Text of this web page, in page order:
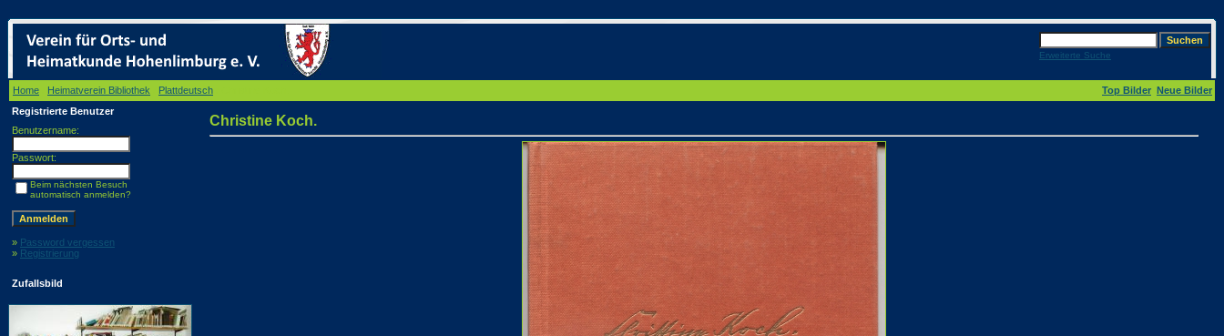
Erweiterte Suche
Home Heimatverein Bibliothek Plattdeutsch Top Bilder Neue Bilder
Registrierte Benutzer
Benutzername:
Passwort:
Beim nächsten Besuch
automatisch anmelden?
» Password vergessen
» Registrierung
Zufallsbild
Christine Koch.